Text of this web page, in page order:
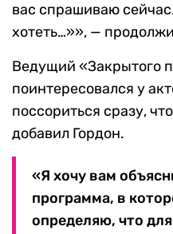
вас спрашиваю
хотеть…»», —
Ведущий «Закрытого
поинтересовался у
поссориться сразу,
добавил Гордон.
«Я хочу вам
программа, в
определяю, что